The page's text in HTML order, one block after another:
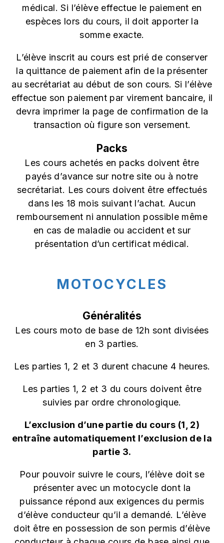
médical. Si l’élève effectue le paiement en
espèces lors du cours, il doit apporter la
somme exacte.
L’élève inscrit au cours est prié de conserver
la quittance de paiement afin de la présenter
au secrétariat au début de son cours. Si l’élève
effectue son paiement par virement bancaire, il
devra imprimer la page de confirmation de la
transaction où figure son versement.
Packs
Les cours achetés en packs doivent être
payés d’avance sur notre site ou à notre
secrétariat. Les cours doivent être effectués
dans les 18 mois suivant l’achat. Aucun
remboursement ni annulation possible même
en cas de maladie ou accident et sur
présentation d’un certificat médical.
MOTOCYCLES
Généralités
Les cours moto de base de 12h sont divisées
en 3 parties.
Les parties 1, 2 et 3 durent chacune 4 heures.
Les parties 1, 2 et 3 du cours doivent être
suivies par ordre chronologique.
L’exclusion d’une partie du cours (1, 2)
entraîne automatiquement l’exclusion de la
partie 3.
Pour pouvoir suivre le cours, l’élève doit se
présenter avec un motocycle dont la
puissance répond aux exigences du permis
d’élève conducteur qu’il a demandé. L’élève
doit être en possession de son permis d’élève